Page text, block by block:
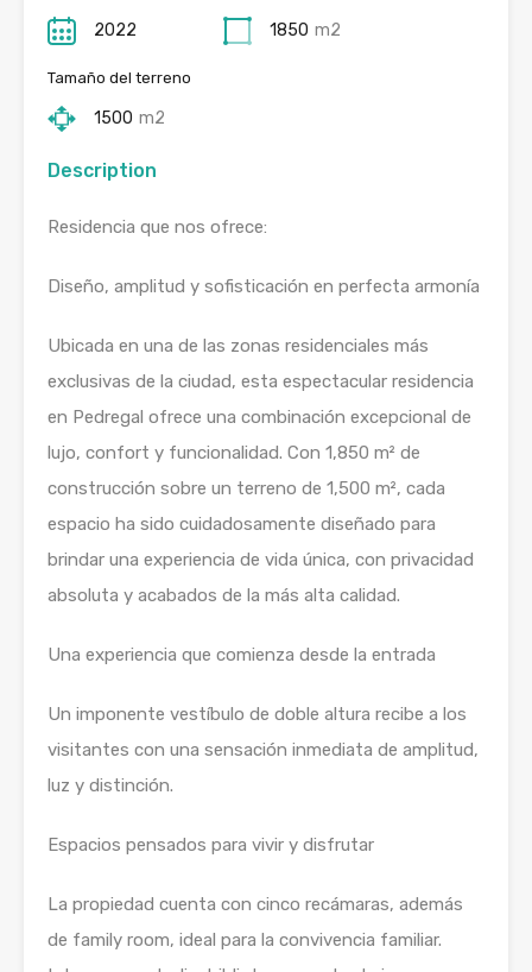
2022 1850 m2
Tamaño del terreno
1500 m2
Description
Residencia que nos ofrece:
Diseño, amplitud y sofisticación en perfecta armonía
Ubicada en una de las zonas residenciales más
exclusivas de la ciudad, esta espectacular residencia
en Pedregal ofrece una combinación excepcional de
lujo, confort y funcionalidad. Con 1,850 m² de
construcción sobre un terreno de 1,500 m², cada
espacio ha sido cuidadosamente diseñado para
brindar una experiencia de vida única, con privacidad
absoluta y acabados de la más alta calidad.
Una experiencia que comienza desde la entrada
Un imponente vestíbulo de doble altura recibe a los
visitantes con una sensación inmediata de amplitud,
luz y distinción.
Espacios pensados para vivir y disfrutar
La propiedad cuenta con cinco recámaras, además
de family room, ideal para la convivencia familiar.